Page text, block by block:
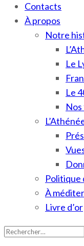
Contacts
À propos
Notre
Le
Le
Politique
À
Livre d’or
Rechercher :